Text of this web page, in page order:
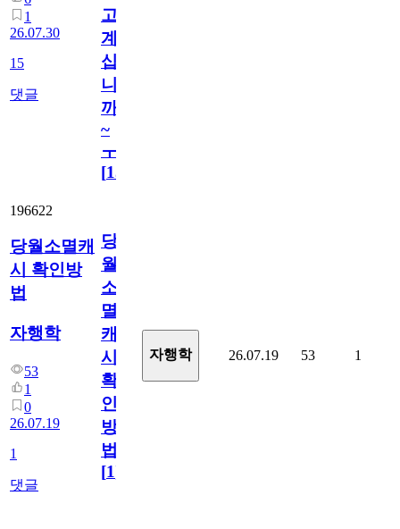
1
26.07.30
15
댓글
고
계
십
니
까
~
ㅜ
[15
196622
당월소멸캐
시 확인방
법
자행학
53
1
0
26.07.19
1
댓글
당
월
소
멸
캐
시
확
인
방
법
[1]
자행학 26.07.19 53 1